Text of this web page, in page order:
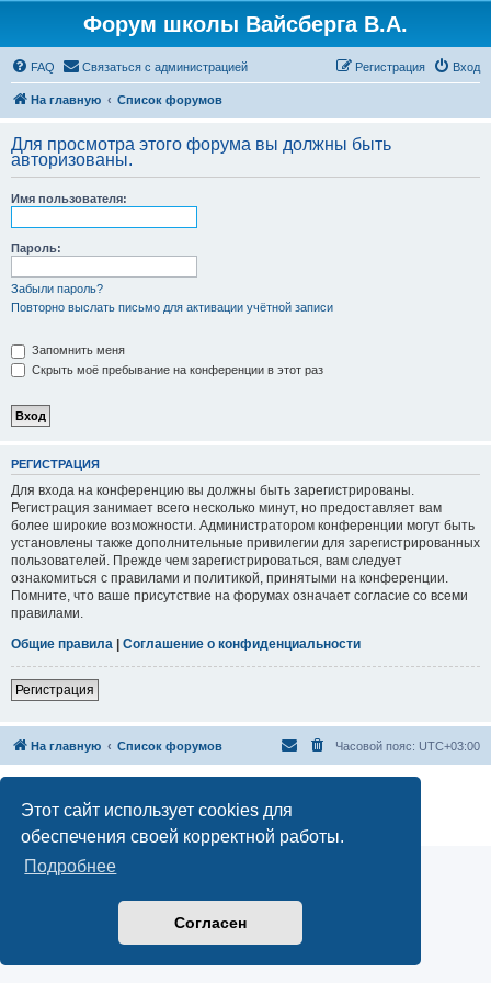
Этот сайт использует cookies для
обеспечения своей корректной работы.
Подробнее
Согласен
Форум школы Вайсберга В.А.
FAQ Связаться с администрацией Вход
Регистрация
На главную Список форумов
Для просмотра этого форума вы должны быть
авторизованы.
Имя пользователя:
Пароль:
Забыли пароль?
Повторно выслать письмо для активации учётной записи
Запомнить меня
Скрыть моё пребывание на конференции в этот раз
РЕГИСТРАЦИЯ
Для входа на конференцию вы должны быть зарегистрированы.
Регистрация занимает всего несколько минут, но предоставляет вам
более широкие возможности. Администратором конференции могут быть
установлены также дополнительные привилегии для зарегистрированных
пользователей. Прежде чем зарегистрироваться, вам следует
ознакомиться с правилами и политикой, принятыми на конференции.
Помните, что ваше присутствие на форумах означает согласие со всеми
правилами.
Общие правила | Соглашение о конфиденциальности
Регистрация
На главную Список форумов Часовой пояс: UTC+03:00
Официальный сайт Школы классической астрологии Вайсберга